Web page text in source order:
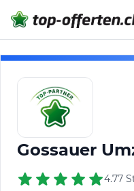
Gossauer
4.77